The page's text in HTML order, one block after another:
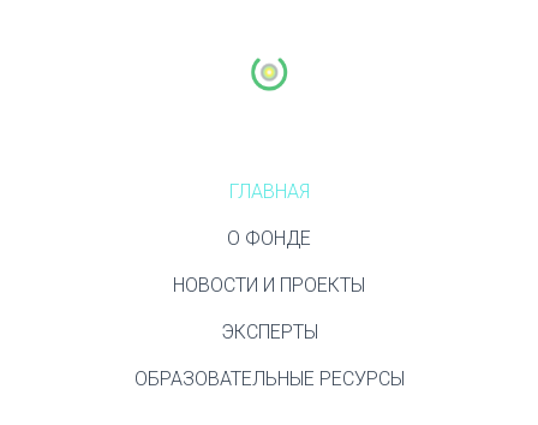
ГЛАВНАЯ
О ФОНДЕ
НОВОСТИ И ПРОЕКТЫ
ЭКСПЕРТЫ
ОБРАЗОВАТЕЛЬНЫЕ РЕСУРСЫ